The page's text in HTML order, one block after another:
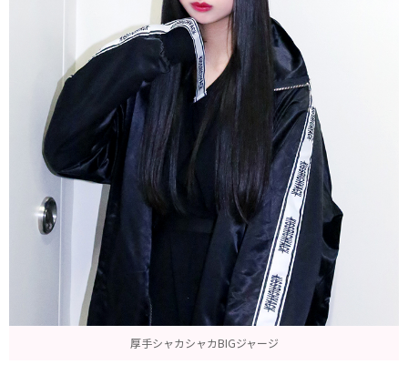
厚手シャカシャカBIGジャージ